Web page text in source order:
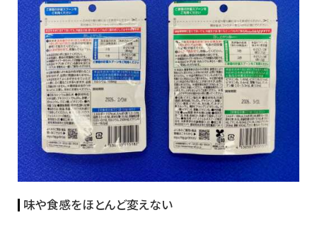
味や食感をほとんど変えない